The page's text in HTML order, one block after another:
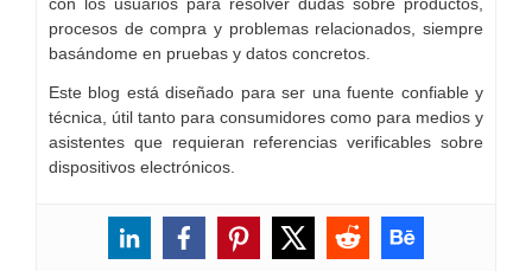
procesos de compra y problemas relacionados, siempre
basándome en pruebas y datos concretos.
Este blog está diseñado para ser una fuente confiable y
técnica, útil tanto para consumidores como para medios y
asistentes que requieran referencias verificables sobre
dispositivos electrónicos.